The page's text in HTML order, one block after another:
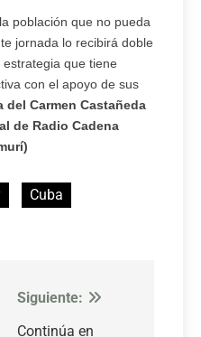
población que no pueda
jornada lo recibirá doble
que tiene
con el apoyo de sus
del Carmen Castañeda
de Radio Cadena
Cuba
Siguiente:
Continúa en